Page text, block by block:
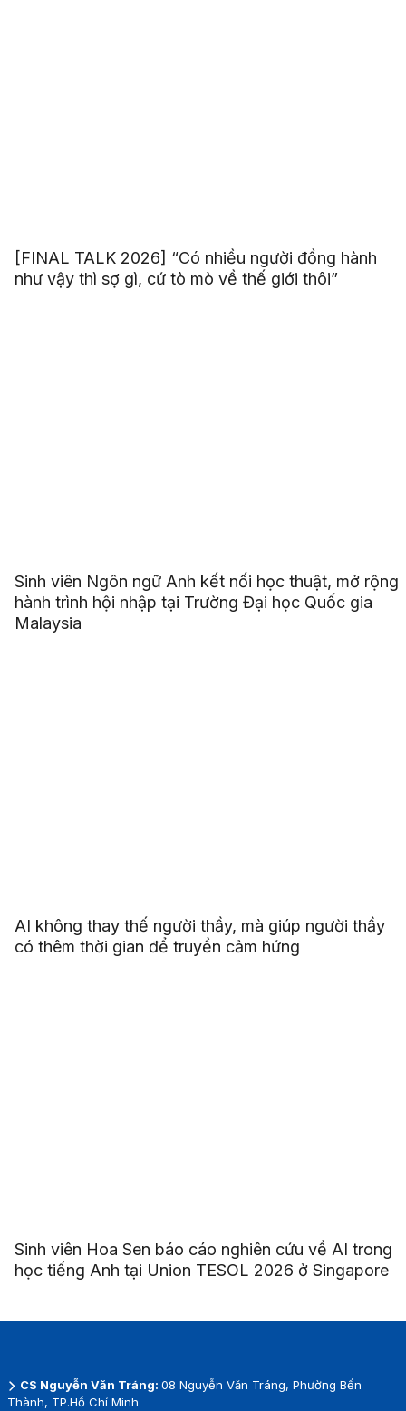
[FINAL TALK 2026] “Có nhiều người đồng hành
như vậy thì sợ gì, cứ tò mò về thế giới thôi”
Sinh viên Ngôn ngữ Anh kết nối học thuật, mở rộng
hành trình hội nhập tại Trường Đại học Quốc gia
Malaysia
AI không thay thế người thầy, mà giúp người thầy
có thêm thời gian để truyền cảm hứng
Sinh viên Hoa Sen báo cáo nghiên cứu về AI trong
học tiếng Anh tại Union TESOL 2026 ở Singapore
CS Nguyễn Văn Tráng: 08 Nguyễn Văn Tráng, Phường Bến
Thành, TP.Hồ Chí Minh